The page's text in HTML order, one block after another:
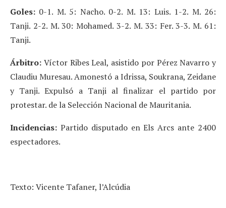
Goles: 0-1. M. 5: Nacho. 0-2. M. 13: Luis. 1-2. M. 26:
Tanji. 2-2. M. 30: Mohamed. 3-2. M. 33: Fer. 3-3. M. 61:
Tanji.
Árbitro: Víctor Ribes Leal, asistido por Pérez Navarro y
Claudiu Muresau. Amonestó a Idrissa, Soukrana, Zeidane
y Tanji. Expulsó a Tanji al finalizar el partido por
protestar. de la Selección Nacional de Mauritania.
Incidencias: Partido disputado en Els Arcs ante 2400
espectadores.
Texto: Vicente Tafaner, l’Alcúdia